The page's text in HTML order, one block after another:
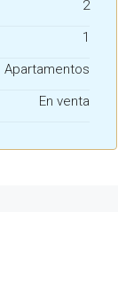
2
1
Apartamentos
En venta